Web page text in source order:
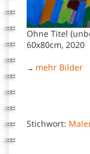
Ohne Titel
60x80cm, 2020
→ mehr Bilder
Stichwort: